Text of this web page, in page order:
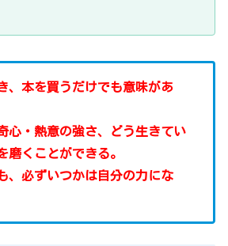
、本を買うだけでも意味があ
心・熱意の強さ、どう生きてい
磨くことができる。
、必ずいつかは自分の力にな